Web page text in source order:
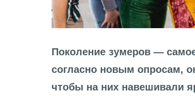
Поколение зумеров —
согласно новым опросам,
чтобы на них навешивали